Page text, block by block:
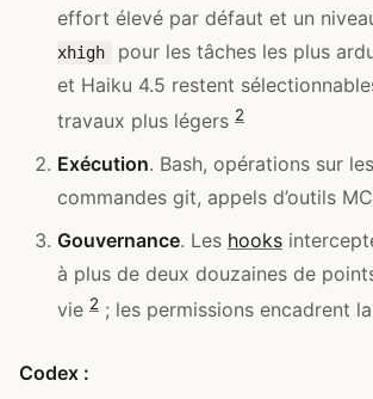
effort élevé par défaut et un
xhigh
pour les tâches les plus
et Haiku 4.5 restent
travaux plus légers 2
Exécution. Bash, opérations sur
commandes git, appels d’outils
Gouvernance. Les hooks
à plus de deux douzaines de
vie 2 ; les permissions encadrent
Codex :